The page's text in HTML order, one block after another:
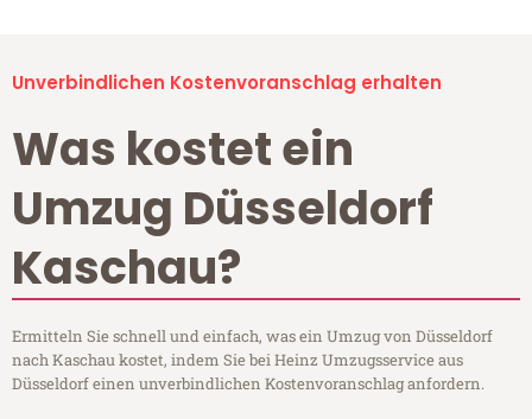
Unverbindlichen Kostenvoranschlag erhalten
Was kostet ein
Umzug Düsseldorf
Kaschau?
Ermitteln Sie schnell und einfach, was ein Umzug von Düsseldorf
nach Kaschau kostet, indem Sie bei Heinz Umzugsservice aus
Düsseldorf einen unverbindlichen Kostenvoranschlag anfordern.